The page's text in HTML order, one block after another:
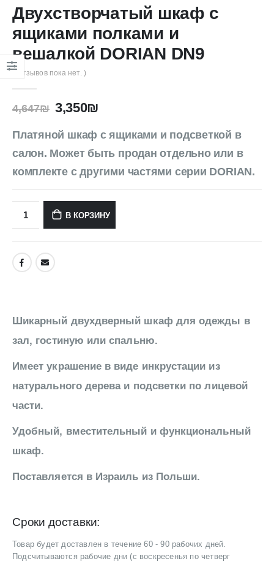
Двухстворчатый шкаф с
ящиками полками и
вешалкой DORIAN DN9
( Отзывов пока нет. )
4,647₪ 3,350₪
Платяной шкаф с ящиками и подсветкой в
салон. Может быть продан отдельно или в
комплекте с другими частями серии DORIAN.
В КОРЗИНУ
Шикарный двухдверный шкаф для одежды в
зал, гостиную или спальню.
Имеет украшение в виде инкрустации из
натурального дерева и подсветки по лицевой
части.
Удобный, вместительный и функциональный
шкаф.
Поставляется в Израиль из Польши.
Сроки доставки:
Товар будет доставлен в течение 60 - 90 рабочих дней.
Подсчитываются рабочие дни (с воскресенья по четверг